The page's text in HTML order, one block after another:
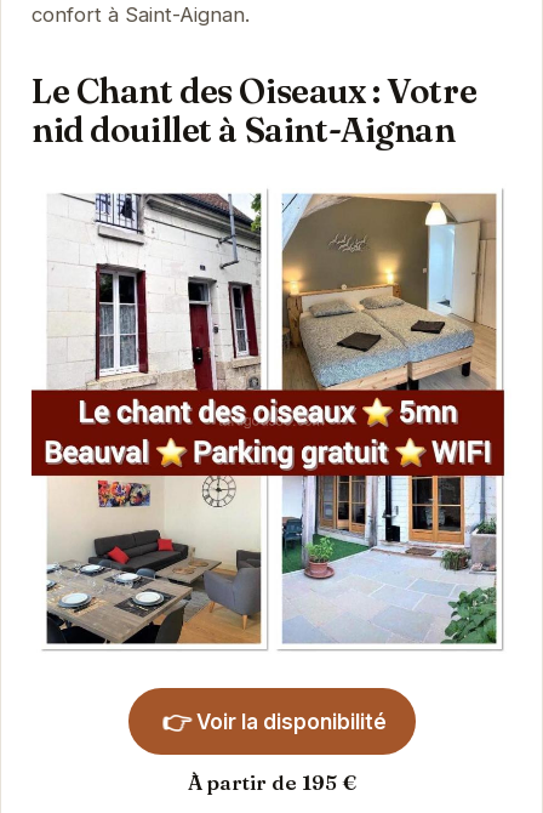
confort à Saint-Aignan.
Le Chant des Oiseaux : Votre
nid douillet à Saint-Aignan
👉 Voir la disponibilité
À partir de 195 €